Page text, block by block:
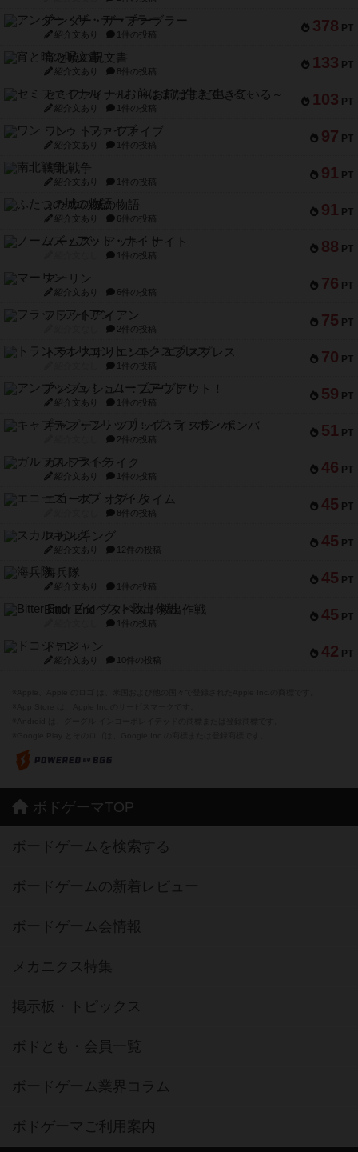
378 PT
アンダー・ザ・テーブラー
紹介文あり 1件の投稿
133 PT
宵と暁の呪文書
紹介文あり 8件の投稿
103 PT
セミファイナル ～お前はまだ生きている～
紹介文あり 1件の投稿
97 PT
ワン・トゥ・ファイブ
紹介文あり 1件の投稿
91 PT
南北戦争
紹介文あり 1件の投稿
91 PT
ふたつの城の物語
紹介文あり 6件の投稿
88 PT
ノームズ・アット・ナイト
1件の投稿
76 PT
マーリン
紹介文あり 6件の投稿
75 PT
フラットアイアン
2件の投稿
70 PT
トランスオリエント・エクスプレス
1件の投稿
59 PT
アンブッシュ！：ムーブアウト！
紹介文あり 1件の投稿
51 PT
キャプテン・フリップ：イスラ・ボンバ
2件の投稿
46 PT
ガルフストライク
紹介文あり 1件の投稿
45 PT
エコーズ・オブ・タイム
8件の投稿
45 PT
スカルキング
紹介文あり 12件の投稿
45 PT
海兵隊
紹介文あり 1件の投稿
45 PT
Bitter End ブタペスト救出作戦
1件の投稿
42 PT
ドコジャン
紹介文あり 10件の投稿
ボドゲーマTOP
ボードゲームを検索する
ボードゲームの新着レビュー
ボードゲーム会情報
メカニクス特集
掲示板・トピックス
ボドとも・会員一覧
ボードゲーム業界コラム
ボドゲーマご利用案内